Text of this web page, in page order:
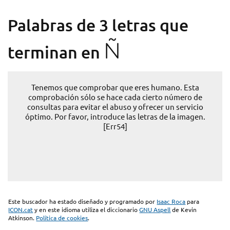
Palabras de 3 letras que
terminan en Ñ
Tenemos que comprobar que eres humano. Esta
comprobación sólo se hace cada cierto número de
consultas para evitar el abuso y ofrecer un servicio
óptimo. Por favor, introduce las letras de la imagen.
[Err54]
Este buscador ha estado diseñado y programado por Isaac Roca para
ICON.caty en este idioma utiliza el diccionarioGNU Aspellde Kevin
Atkinson. Política de cookies.